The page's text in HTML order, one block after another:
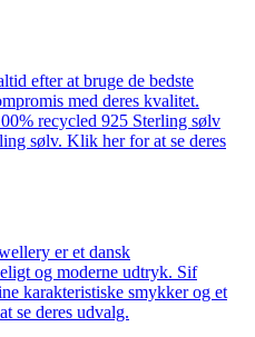
efter at bruge de bedste
med deres kvalitet.
recycled 925 Sterling sølv
sølv. Klik her for at se deres
er et dansk
og moderne udtryk. Sif
karakteristiske smykker og et
se deres udvalg.